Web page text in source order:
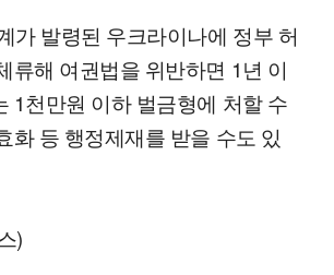
가 발령된 우크라이나에 정부 허
류해 여권법을 위반하면 1년 이
1천만원 이하 벌금형에 처할 수
화 등 행정제재를 받을 수도 있
)